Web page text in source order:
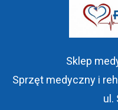
Sklep
Sprzęt medyczny i
ul.